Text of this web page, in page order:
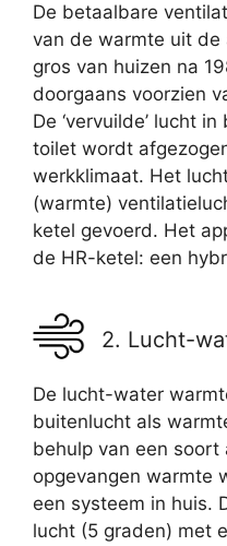
De betaalbare
van de warmte uit
gros van huizen na
doorgaans voorzien
De ‘vervuilde’ lucht
toilet wordt
werkklimaat. Het
(warmte)
ketel gevoerd. Het
de HR-ketel: een
2. Lucht-
De lucht-water
buitenlucht als
behulp van een soort
opgevangen warmte
een systeem in huis.
lucht (5 graden) met